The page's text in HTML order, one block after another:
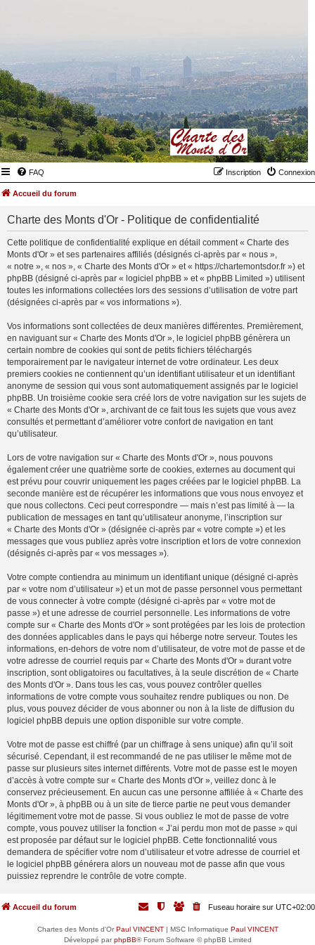
FAQ Connexion
Inscription
Accueil du forum
Charte des Monts d'Or - Politique de confidentialité
Cette politique de confidentialité explique en détail comment « Charte des
Monts d'Or » et ses partenaires affiliés (désignés ci-après par « nous »,
« notre », « nos », « Charte des Monts d'Or » et « https://chartemontsdor.fr ») et
phpBB (désigné ci-après par « logiciel phpBB » et « phpBB Limited ») utilisent
toutes les informations collectées lors des sessions d’utilisation de votre part
(désignées ci-après par « vos informations »).
Vos informations sont collectées de deux manières différentes. Premièrement,
en naviguant sur « Charte des Monts d'Or », le logiciel phpBB génèrera un
certain nombre de cookies qui sont de petits fichiers téléchargés
temporairement par le navigateur internet de votre ordinateur. Les deux
premiers cookies ne contiennent qu’un identifiant utilisateur et un identifiant
anonyme de session qui vous sont automatiquement assignés par le logiciel
phpBB. Un troisième cookie sera créé lors de votre navigation sur les sujets de
« Charte des Monts d'Or », archivant de ce fait tous les sujets que vous avez
consultés et permettant d’améliorer votre confort de navigation en tant
qu’utilisateur.
Lors de votre navigation sur « Charte des Monts d'Or », nous pouvons
également créer une quatrième sorte de cookies, externes au document qui
est prévu pour couvrir uniquement les pages créées par le logiciel phpBB. La
seconde manière est de récupérer les informations que vous nous envoyez et
que nous collectons. Ceci peut correspondre — mais n’est pas limité à — la
publication de messages en tant qu’utilisateur anonyme, l’inscription sur
« Charte des Monts d'Or » (désignée ci-après par « votre compte ») et les
messages que vous publiez après votre inscription et lors de votre connexion
(désignés ci-après par « vos messages »).
Votre compte contiendra au minimum un identifiant unique (désigné ci-après
par « votre nom d’utilisateur ») et un mot de passe personnel vous permettant
de vous connecter à votre compte (désigné ci-après par « votre mot de
passe ») et une adresse de courriel personnelle. Les informations de votre
compte sur « Charte des Monts d'Or » sont protégées par les lois de protection
des données applicables dans le pays qui héberge notre serveur. Toutes les
informations, en-dehors de votre nom d’utilisateur, de votre mot de passe et de
votre adresse de courriel requis par « Charte des Monts d'Or » durant votre
inscription, sont obligatoires ou facultatives, à la seule discrétion de « Charte
des Monts d'Or ». Dans tous les cas, vous pouvez contrôler quelles
informations de votre compte vous souhaitez rendre publiques ou non. De
plus, vous pouvez décider de vous abonner ou non à la liste de diffusion du
logiciel phpBB depuis une option disponible sur votre compte.
Votre mot de passe est chiffré (par un chiffrage à sens unique) afin qu’il soit
sécurisé. Cependant, il est recommandé de ne pas utiliser le même mot de
passe sur plusieurs sites internet différents. Votre mot de passe est le moyen
d’accès à votre compte sur « Charte des Monts d'Or », veillez donc à le
conservez précieusement. En aucun cas une personne affiliée à « Charte des
Monts d'Or », à phpBB ou à un site de tierce partie ne peut vous demander
légitimement votre mot de passe. Si vous oubliez le mot de passe de votre
compte, vous pouvez utiliser la fonction « J’ai perdu mon mot de passe » qui
est proposée par défaut sur le logiciel phpBB. Cette fonctionnalité vous
demandera de spécifier votre nom d’utilisateur et votre adresse de courriel et
le logiciel phpBB générera alors un nouveau mot de passe afin que vous
puissiez reprendre le contrôle de votre compte.
Accueil du forum Fuseau horaire sur UTC+02:00
Chartes des Monts d'OrPaul VINCENT| MSC Informatique Paul VINCENT
Développé parphpBB® Forum Software © phpBB Limited